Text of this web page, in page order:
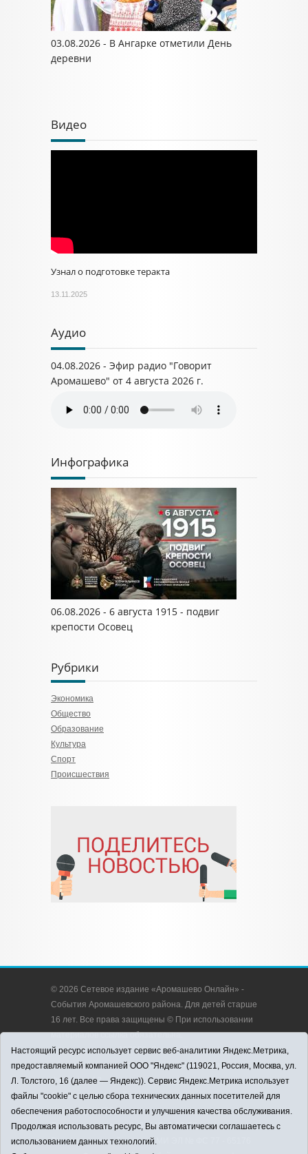
03.08.2026 - В Ангарке отметили День
деревни
Видео
Узнал о подготовке теракта
13.11.2025
Аудио
04.08.2026 - Эфир радио "Говорит
Аромашево" от 4 августа 2026 г.
Инфографика
06.08.2026 - 6 августа 1915 - подвиг
крепости Осовец
Рубрики
Экономика
Общество
Образование
Культура
Спорт
Происшествия
© 2026 Сетевое издание «Аромашево Онлайн» -
События Аромашевского района. Для детей старше
16 лет. Все права защищены © При использовании
материалов ссылка обязательна.
Адрес редакции: 627350, Россия, Тюменская
область, Аромашевский район, с. Аромашево, ул.
Кирова, д. 13.
Адрес электронной почты редакции:
strudu72@obl72.ru
Телефон редакции: 8 (34545) 2-30-58
Регистрационный номер СМИ ЭЛ № ФС 77 - 65176
Настоящий ресурс использует сервис веб-аналитики Яндекс.Метрика,
предоставляемый компанией ООО "Яндекс" (119021, Россия, Москва, ул.
Л. Толстого, 16 (далее — Яндекс)). Сервис Яндекс.Метрика использует
файлы "cookie" с целью сбора технических данных посетителей для
обеспечения работоспособности и улучшения качества обслуживания.
Продолжая использовать ресурс, Вы автоматически соглашаетесь с
использованием данных технологий.